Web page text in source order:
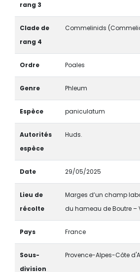
rang 3
Clade de
rang 4
Commelinids
Ordre Poales
Genre Phleum
Espèce paniculatum
Autorités
espèce
Huds.
Date 29/05/2025
Lieu de
récolte
Marges d’un champ
du hameau de Boutre –
Pays France
Sous-
division
Provence-Alpes-Côte